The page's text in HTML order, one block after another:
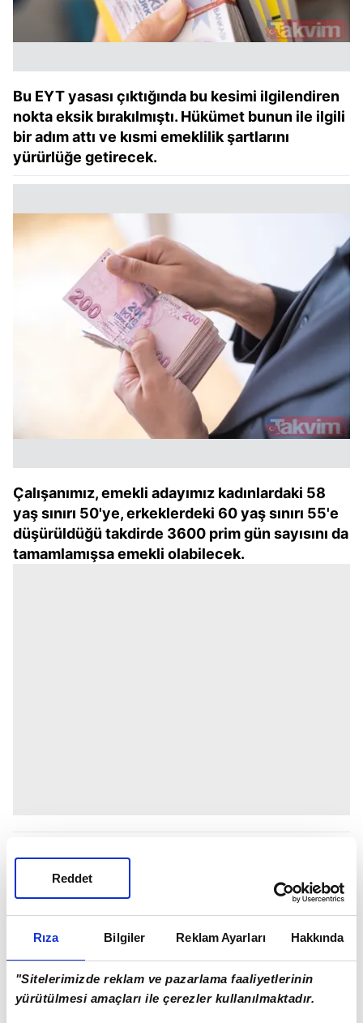
Rıza Bilgiler Reklam Ayarları Hakkında
"Sitelerimizde reklam ve pazarlama faaliyetlerinin
yürütülmesi amaçları ile çerezler kullanılmaktadır.
Reddet
Bu EYT yasası çıktığında bu kesimi ilgilendiren
nokta eksik bırakılmıştı. Hükümet bunun ile ilgili
bir adım attı ve kısmi emeklilik şartlarını
yürürlüğe getirecek.
Çalışanımız, emekli adayımız kadınlardaki 58
yaş sınırı 50'ye, erkeklerdeki 60 yaş sınırı 55'e
düşürüldüğü takdirde 3600 prim gün sayısını da
tamamlamışsa emekli olabilecek.